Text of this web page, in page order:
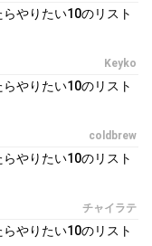
らやりたい10のリスト
Keyko
らやりたい10のリスト
coldbrew
らやりたい10のリスト
チャイラテ
らやりたい10のリスト